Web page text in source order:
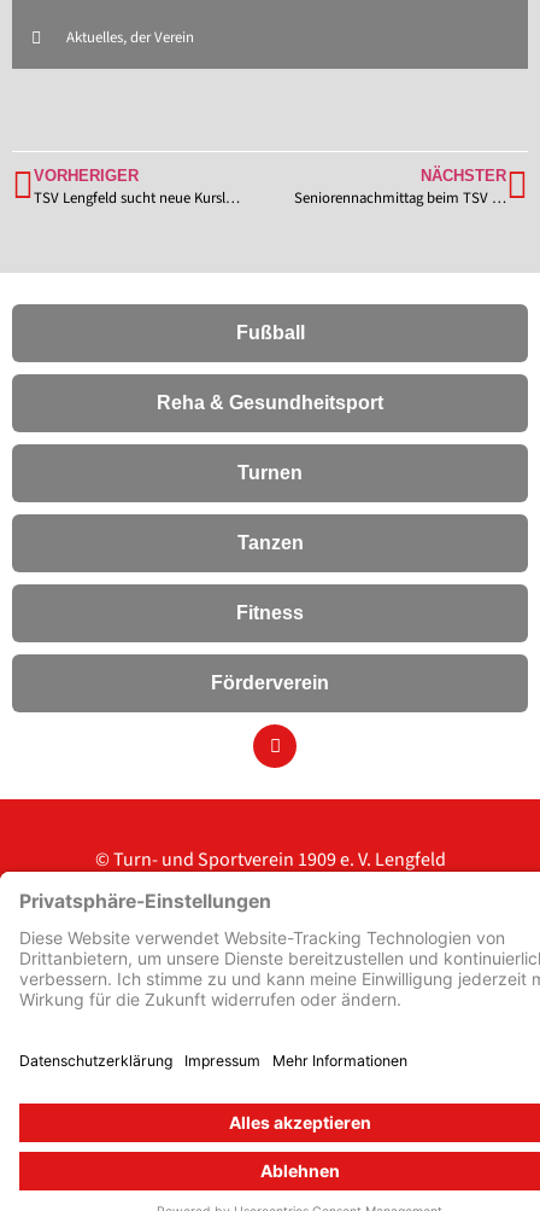
Aktuelles,der Verein
VORHERIGER
TSV Lengfeld sucht neue Kursleitung für das Eltern-Kind-Turnen
NÄCHSTER
Seniorennachmittag beim TSV Lengfeld am 06.11.2025
Fußball
Reha & Gesundheitsport
Turnen
Tanzen
Fitness
Förderverein
© Turn- und Sportverein 1909e. V. Lengfeld
ImpressumKontaktDatenschutz